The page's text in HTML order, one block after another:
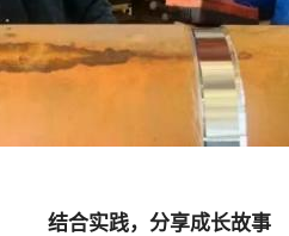
结合实践，分享成长故事